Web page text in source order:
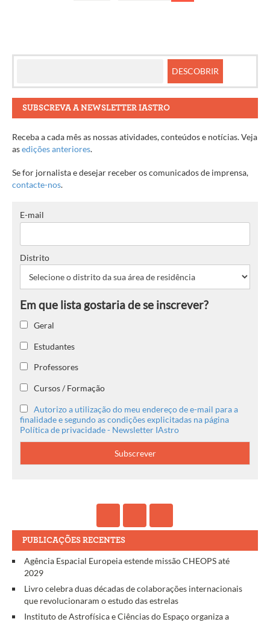
artigos
SUBSCREVA A NEWSLETTER IASTRO
Receba a cada mês as nossas atividades, conteúdos e notícias. Veja
asedições anteriores.
Se for jornalista e desejar receber os comunicados de imprensa,
contacte-nos.
E-mail
Distrito
Geral
Estudantes
Professores
Cursos / Formação
Autorizo a utilização do meu endereço de e-mail para a
finalidade e segundo as condições explicitadas na página
Política de privacidade - Newsletter IAstro
PUBLICAÇÕES RECENTES
Agência Espacial Europeia estende missão CHEOPS até
2029
Livro celebra duas décadas de colaborações internacionais
que revolucionaram o estudo das estrelas
Instituto de Astrofísica e Ciências do Espaço organiza a